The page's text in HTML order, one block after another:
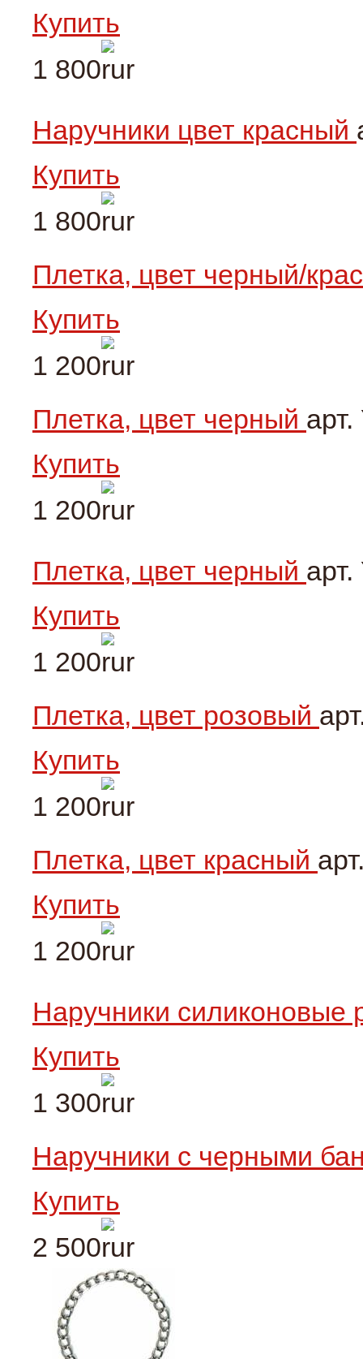
Купить
1 800
Наручники цвет красный
Купить
1 800
Плетка, цвет черный/
Купить
1 200
Плетка, цвет черный
Купить
1 200
Плетка, цвет черный
Купить
1 200
Плетка, цвет розовый
Купить
1 200
Плетка, цвет красный
Купить
1 200
Наручники силиконовые
Купить
1 300
Наручники с черными
Купить
2 500